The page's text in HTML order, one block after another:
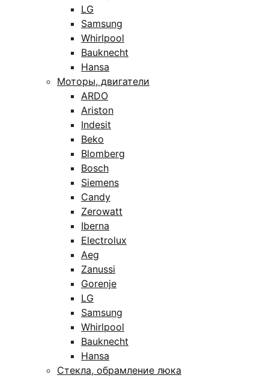
LG
Samsung
Whirlpool
Bauknecht
Hansa
Моторы, двигатели
ARDO
Ariston
Indesit
Beko
Blomberg
Bosch
Siemens
Candy
Zerowatt
Iberna
Electrolux
Aeg
Zanussi
Gorenje
LG
Samsung
Whirlpool
Bauknecht
Hansa
Стекла, обрамление люка